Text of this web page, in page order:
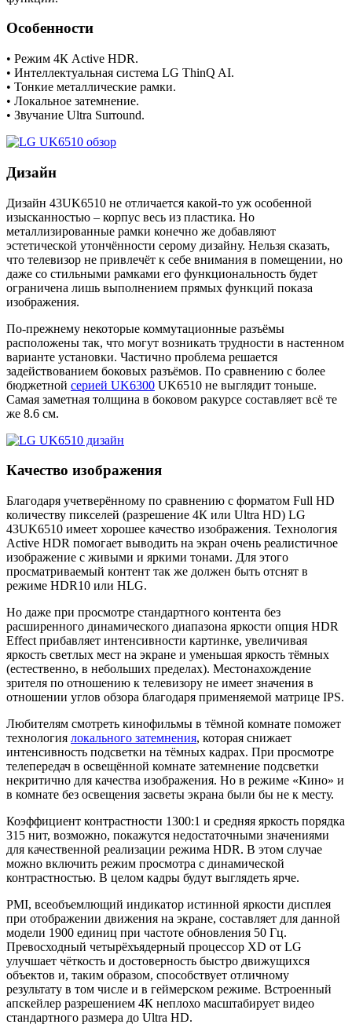
Особенности
• Режим 4К Active HDR.
• Интеллектуальная система LG ThinQ AI.
• Тонкие металлические рамки.
• Локальное затемнение.
• Звучание Ultra Surround.
Дизайн
Дизайн 43UK6510 не отличается какой-то уж особенной
изысканностью – корпус весь из пластика. Но
металлизированные рамки конечно же добавляют
эстетической утончённости серому дизайну. Нельзя сказать,
что телевизор не привлечёт к себе внимания в помещении, но
даже со стильными рамками его функциональность будет
ограничена лишь выполнением прямых функций показа
изображения.
По-прежнему некоторые коммутационные разъёмы
расположены так, что могут возникать трудности в настенном
варианте установки. Частично проблема решается
задействованием боковых разъёмов. По сравнению с более
бюджетной серией UK6300 UK6510 не выглядит тоньше.
Самая заметная толщина в боковом ракурсе составляет всё те
же 8.6 см.
Качество изображения
Благодаря учетверённому по сравнению с форматом Full HD
количеству пикселей (разрешение 4К или Ultra HD) LG
43UK6510 имеет хорошее качество изображения. Технология
Active HDR помогает выводить на экран очень реалистичное
изображение с живыми и яркими тонами. Для этого
просматриваемый контент так же должен быть отснят в
режиме HDR10 или HLG.
Но даже при просмотре стандартного контента без
расширенного динамического диапазона яркости опция HDR
Effect прибавляет интенсивности картинке, увеличивая
яркость светлых мест на экране и уменьшая яркость тёмных
(естественно, в небольших пределах). Местонахождение
зрителя по отношению к телевизору не имеет значения в
отношении углов обзора благодаря применяемой матрице IPS.
Любителям смотреть кинофильмы в тёмной комнате поможет
технология локального затемнения, которая снижает
интенсивность подсветки на тёмных кадрах. При просмотре
телепередач в освещённой комнате затемнение подсветки
некритично для качества изображения. Но в режиме «Кино» и
в комнате без освещения засветы экрана были бы не к месту.
Коэффициент контрастности 1300:1 и средняя яркость порядка
315 нит, возможно, покажутся недостаточными значениями
для качественной реализации режима HDR. В этом случае
можно включить режим просмотра с динамической
контрастностью. В целом кадры будут выглядеть ярче.
PMI, всеобъемлющий индикатор истинной яркости дисплея
при отображении движения на экране, составляет для данной
модели 1900 единиц при частоте обновления 50 Гц.
Превосходный четырёхъядерный процессор XD от LG
улучшает чёткость и достоверность быстро движущихся
объектов и, таким образом, способствует отличному
результату в том числе и в геймерском режиме. Встроенный
апскейлер разрешением 4К неплохо масштабирует видео
стандартного размера до Ultra HD.